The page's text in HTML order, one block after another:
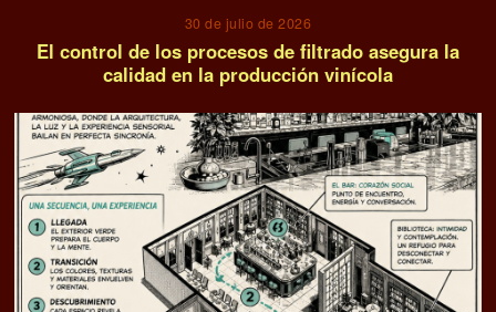
30 de julio de 2026
El control de los procesos de filtrado asegura la
calidad en la producción vinícola